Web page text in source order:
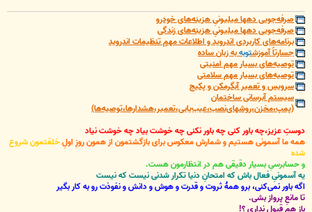
صرفه‌جویی دهها میلیونیِ هزینه‌های خودرو
صرفه‌جویی دهها میلیونیِ هزینه‌های زندگی
برنامه‌های کاربردی اندروید و اطلاعات مهمِ تنظیمات اندروید
جسارتاً آموزشتوبهبه زبان ساده
توصیه‌های بسیار مهم امنیتی
توصیه‌های بسیار مهم سلامتی
سرویس و تعمیر آبگرمکن و پکیج
سیستم آبرسانی ساختمان
(پمپ،مخزن،روشهای‌نصب،عیب‌یابی،تعمیر،هشدارها،توصیه‌ها)
دوستِ عزیز،چه باور کنی چه باور نکنی چه خوشت بیاد چه خوشت نیاد
همه ما آسمونی هستیم و شمارش معکوس برای بازگشتمون از همون روزِ اولِخلقتمون شروع
شده
و حسابرسیِ بسیار دقیقی هم در انتظارمون هست.
یه آسمونیِ فعال باش که امتحانِ دنیا تکرار شدنی نیست که نیست
اگه باور نمی‌کنی، برو همۀ ثروت و قدرت و هوش و دانش و نفوذت رو به کار بگیر
تا مانعِ پرواز بشی.
باز هم قبول نداری ؟!